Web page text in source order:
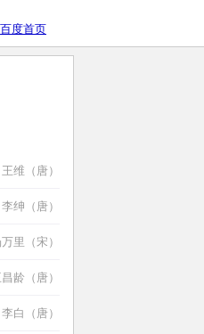
百度首页
王维（唐）
李绅（唐）
里（宋）
龄（唐）
李白（唐）